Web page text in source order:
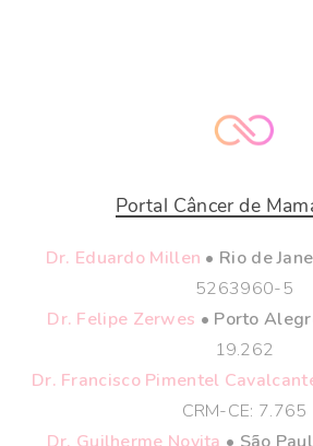
Portal Câncer de
Dr. Eduardo Millen • Rio de
5263960-5
Dr. Felipe Zerwes • Porto
19.262
Dr. Francisco Pimentel
CRM-CE: 7.765